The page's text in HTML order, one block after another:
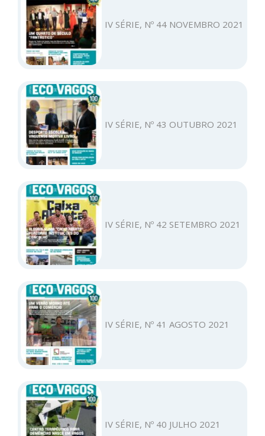
IV SÉRIE, Nº 44 NOVEMBRO 2021
IV SÉRIE, Nº 43 OUTUBRO 2021
IV SÉRIE, Nº 42 SETEMBRO 2021
IV SÉRIE, Nº 41 AGOSTO 2021
IV SÉRIE, Nº 40 JULHO 2021